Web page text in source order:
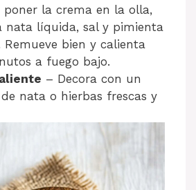
poner la crema en la olla,
nata líquida, sal y pimienta
Remueve bien y calienta
a fuego bajo.
– Decora con un
nata o hierbas frescas y